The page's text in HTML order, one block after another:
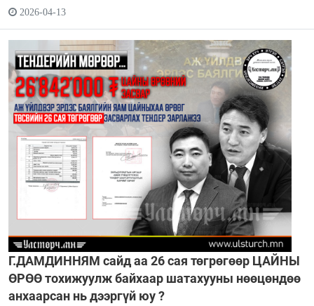
2026-04-13
Г.ДАМДИННЯМ сайд аа 26 сая төгрөгөөр ЦАЙНЫ
ӨРӨӨ тохижуулж байхаар шатахууны нөөцөндөө
анхаарсан нь дээргүй юу ?